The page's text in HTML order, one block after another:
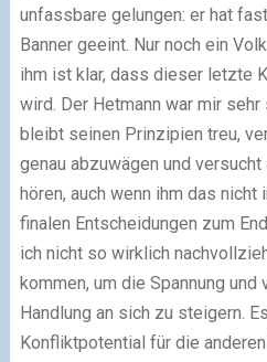
unfassbare gelungen: er hat
Banner geeint. Nur noch ein
ihm ist klar, dass dieser letzte
wird. Der Hetmann war mir
bleibt seinen Prinzipien treu,
genau abzuwägen und
hören, auch wenn ihm das
finalen Entscheidungen zum
ich nicht so wirklich
kommen, um die Spannung
Handlung an sich zu steigern.
Konfliktpotential für die anderen